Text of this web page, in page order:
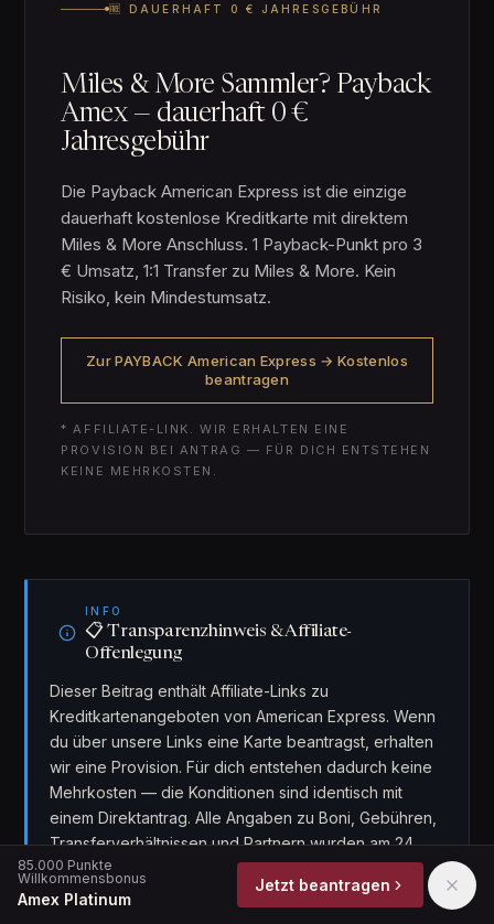
🆓 DAUERHAFT 0 € JAHRESGEBÜHR
Miles & More Sammler? Payback
Amex — dauerhaft 0 €
Jahresgebühr
Die Payback American Express ist die einzige
dauerhaft kostenlose Kreditkarte mit direktem
Miles & More Anschluss. 1 Payback-Punkt pro 3
€ Umsatz, 1:1 Transfer zu Miles & More. Kein
Risiko, kein Mindestumsatz.
Zur PAYBACK American Express → Kostenlos
beantragen
* AFFILIATE-LINK. WIR ERHALTEN EINE
PROVISION BEI ANTRAG — FÜR DICH ENTSTEHEN
KEINE MEHRKOSTEN.
INFO
📋 Transparenzhinweis & Affiliate-
Offenlegung
Dieser Beitrag enthält Affiliate-Links zu
Kreditkartenangeboten von American Express. Wenn
du über unsere Links eine Karte beantragst, erhalten
wir eine Provision. Für dich entstehen dadurch keine
Mehrkosten — die Konditionen sind identisch mit
einem Direktantrag. Alle Angaben zu Boni, Gebühren,
Transferverhältnissen und Partnern wurden am 24.
April 2026 geprüft und können sich jederzeit ändern.
Kein Finanzberatungsersatz.
85.000 Punkte
Willkommensbonus
Amex Platinum
Jetzt beantragen